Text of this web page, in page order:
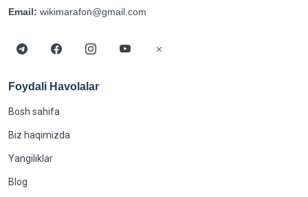
Email: wikimarafon@gmail.com
Foydali Havolalar
Bosh sahifa
Biz haqimizda
Yangiliklar
Blog